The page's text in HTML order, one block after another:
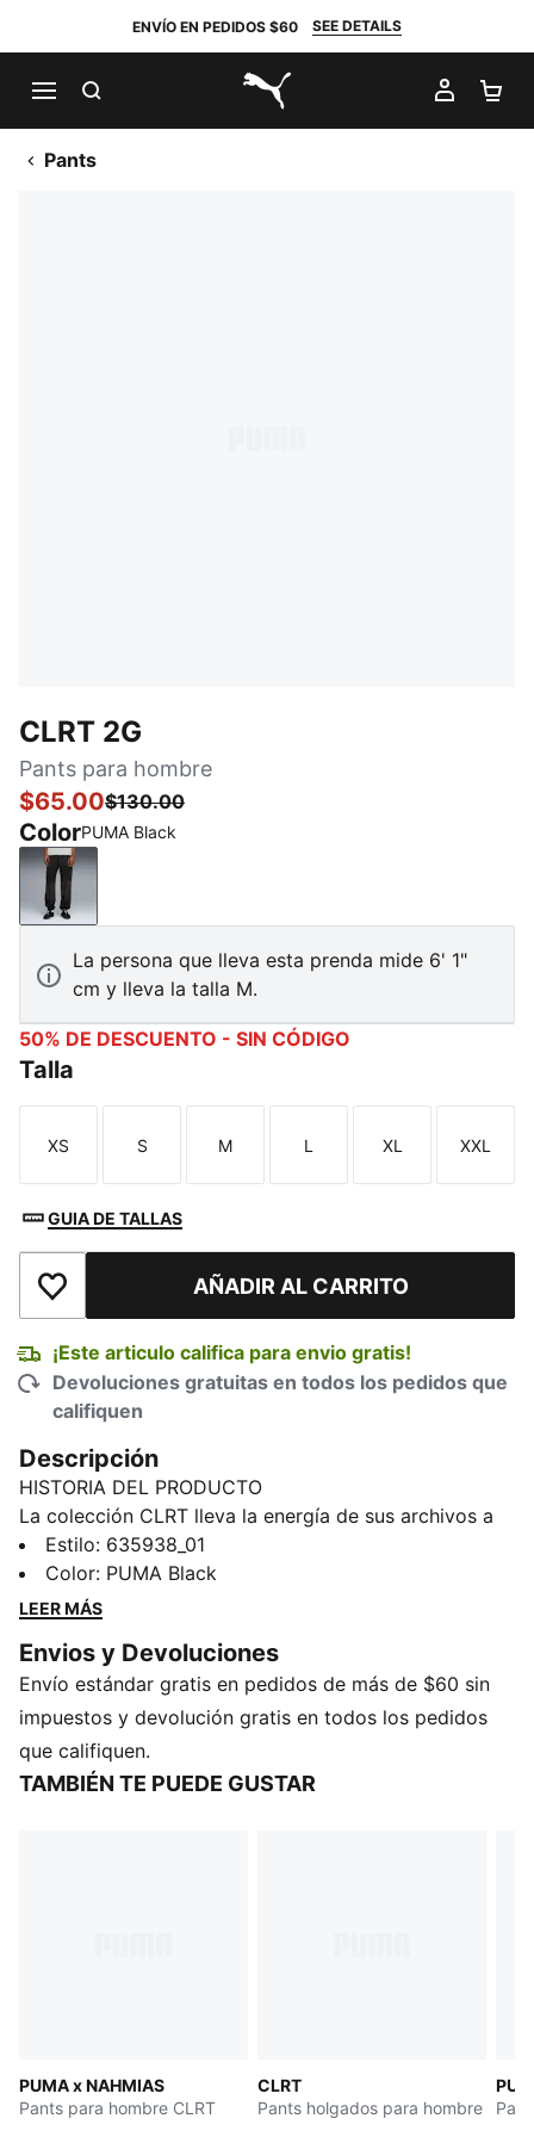
ENVÍO EN PEDIDOS $60 SEE DETAILS
PUMA.com
MI
Pants
CLRT 2G
Pants para hombre
$65.00$130.00
ColorPUMA Black
PUMA Black
La persona que lleva esta prenda mide 6' 1"
cm y lleva la talla M.
50% DE DESCUENTO - SIN CÓDIGO
Talla
Talla
XS
Talla
S
Talla
M
Talla
L
Talla
XL
Talla
XXL
GUIA DE TALLAS
Añadir a la lista de deseosAÑADIR AL CARRITO
¡Este articulo califica para envio gratis!
Devoluciones gratuitas en todos los pedidos que
califiquen
Descripción
HISTORIA DEL PRODUCTO
La colección CLRT lleva la energía de sus archivos a
las calles. Con toques técnicos, estilo de principios de
los 2000 y detalles de pasarela, deja huella. Estos
pantalones deportivos presentan líneas de corte que
simplemente ponte tus zapatillas PUMA favoritas y
luce tu estilo.
CARACTERÍSTICAS Y BENEFICIOS
Hecho con al menos un 20 % de algodón reciclado.
DETALLES
Estilo: 635938_01
Color: PUMA Black
LEER MÁS
Envios y Devoluciones
Envío estándar gratis en pedidos de más de $60 sin
impuestos y devolución gratis en todos los pedidos
que califiquen.
TAMBIÉN TE PUEDE GUSTAR
PUMA x NAHMIAS
Pants para hombre CLRT
CLRT
Pants holgados para hombre